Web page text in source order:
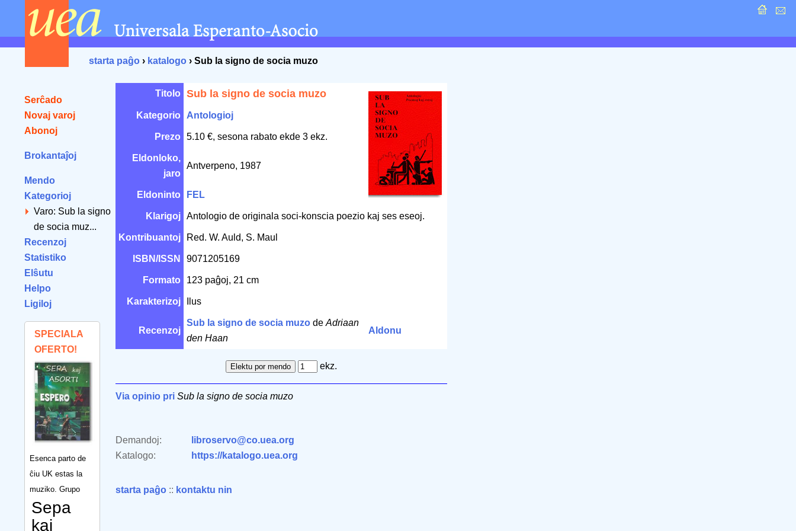
starta paĝo › katalogo › Sub la signo de socia muzo
Serĉado
Novaj varoj
Abonoj
Brokantaĵoj
Mendo
Kategorioj
Varo: Sub la signo
de socia muz...
Recenzoj
Statistiko
Elŝutu
Helpo
Ligiloj
SPECIALA
OFERTO!
Esenca parto de
ĉiu UK estas la
muziko. Grupo
Sepa
kaj
Titolo Sub la signo de socia muzo
Kategorio Antologioj
Prezo 5.10 €, sesona rabato ekde 3 ekz.
Eldonloko,
jaro
Antverpeno, 1987
Eldoninto FEL
Klarigoj Antologio de originala soci-konscia poezio kaj ses eseoj.
Kontribuantoj Red. W. Auld, S. Maul
ISBN/ISSN 9071205169
Formato 123 paĝoj, 21 cm
Karakterizoj Ilus
Recenzoj
Sub la signo de socia muzo de Adriaan
den Haan
Aldonu
ekz.
Via opinio pri Sub la signo de socia muzo
Demandoj:
libroservo@co.uea.org
Katalogo:
https://katalogo.uea.org
starta paĝo :: kontaktu nin